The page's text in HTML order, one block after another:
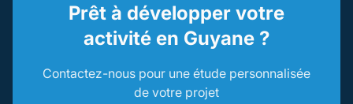
Prêt à développer votre
activité en Guyane ?
Contactez-nous pour une étude personnalisée
de votre projet